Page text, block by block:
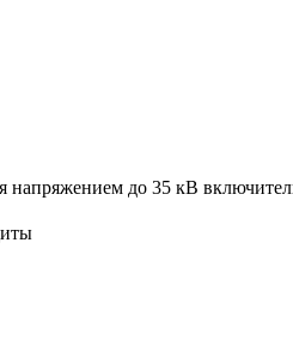
напряжением до 35 кВ